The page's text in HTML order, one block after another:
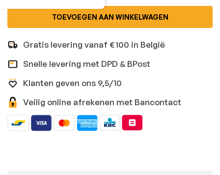
TOEVOEGEN AAN WINKELWAGEN
Gratis levering vanaf €100 in België
Snelle levering met DPD & BPost
Klanten geven ons 9,5/10
Veilig online afrekenen met Bancontact